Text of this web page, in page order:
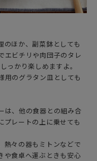
のほか、副菜鉢としても
エビチリや肉団子のタレ
っかり楽しめますよ。
用のグラタン皿としても
は、他の食器との組み合
プレートの上に乗せても
熱々の器もミトンなどで
や食卓へ運ぶときも安心